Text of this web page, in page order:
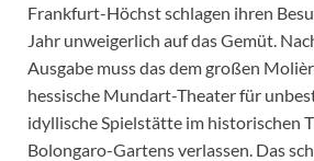
Frankfurt-Höchst schlagen ihren
Jahr unweigerlich auf das Gemüt.
Ausgabe muss das dem großen
hessische Mundart-Theater für
idyllische Spielstätte im historischen
Bolongaro-Gartens verlassen. Das